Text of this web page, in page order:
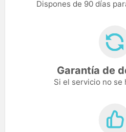
Dispones de 90 días
Garantía de
Si el servicio no se